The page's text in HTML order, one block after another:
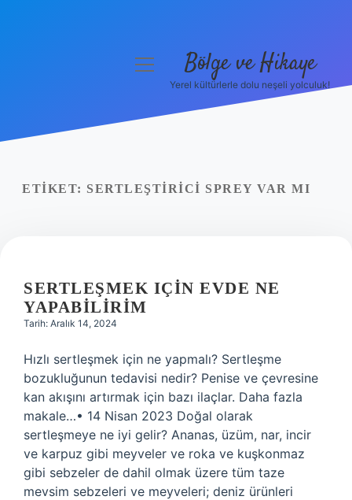
Yasal Uyarı
menüyü
Bölge ve Hikaye
Yerel kültürlerle dolu neşeli yolculuk!
ETIKET: SERTLEŞTIRICI SPREY VAR MI
SERTLEŞMEK IÇIN EVDE NE
YAPABILIRIM
Tarih: Aralık 14, 2024
Hızlı sertleşmek için ne yapmalı? Sertleşme
bozukluğunun tedavisi nedir? Penise ve çevresine
kan akışını artırmak için bazı ilaçlar. Daha fazla
makale…• 14 Nisan 2023 Doğal olarak
sertleşmeye ne iyi gelir? Ananas, üzüm, nar, incir
ve karpuz gibi meyveler ve roka ve kuşkonmaz
gibi sebzeler de dahil olmak üzere tüm taze
mevsim sebzeleri ve meyveleri; deniz ürünleri